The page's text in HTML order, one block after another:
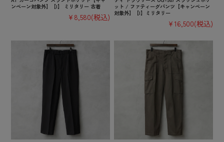
ンペーン対象外】【I】 ミリタリー 古着
¥8,580(税込)
ット / ファティーグパンツ【キャンペーン
対象外】【I】ミリタリー
¥16,500(税込)